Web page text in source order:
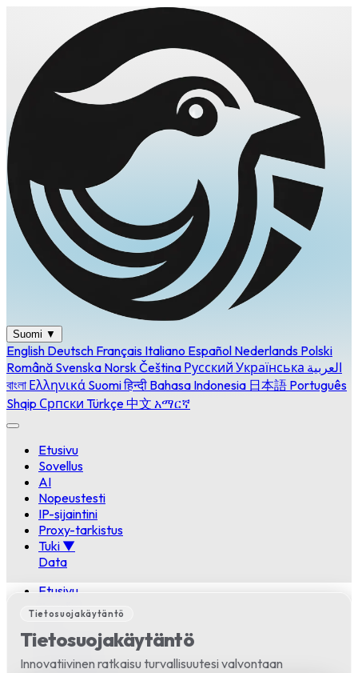
Suomi ▼
English Deutsch Français Italiano Español Nederlands Polski
Română Svenska NorskČeština Русский Українська العربية
বাংলা Ελληνικά Suomiहिन्दी Bahasa Indonesia 日本語 Português
Shqip Српски Türkçe中文 አማርኛ
Etusivu
Sovellus
AI
Nopeustesti
IP-sijaintini
Proxy-tarkistus
Tuki ▼
Data
Etusivu
Sovellus
Nopeustesti
IP-sijaintini
Tietosuojakäytäntö
Tietosuojakäytäntö
Innovatiivinen ratkaisu turvallisuutesi valvontaan